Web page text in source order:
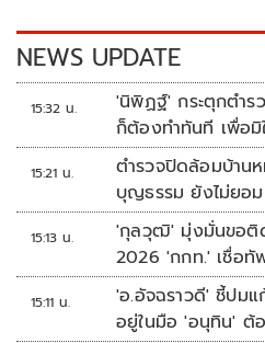
k k
NEWS UPDATE
15:32 น.
'นิพิฏฐ์' กระตุกตำร
ก็ต้องทำทันที เพื่อมิ
15:21 น.
ตำรวจปิดล้อมบ้าน
บุญธรรม ยังไม่ยอ
15:13 น.
'กุลวุฒิ' มุ่งมั่นขอติด
2026 'กกท.' เชื่อทั
15:11 น.
'อ.อัจฉราวดี' ชี้ปมแ
อยู่ในมือ 'อนุทิน' ต้